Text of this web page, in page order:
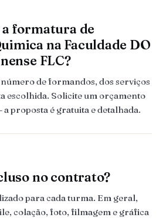
formatura de
na Faculdade DO
FLC?
de formandos, dos serviços
escolhida. Solicite um orçamento
proposta é gratuita e detalhada.
no contrato?
para cada turma. Em geral,
colação, foto, filmagem e gráfica